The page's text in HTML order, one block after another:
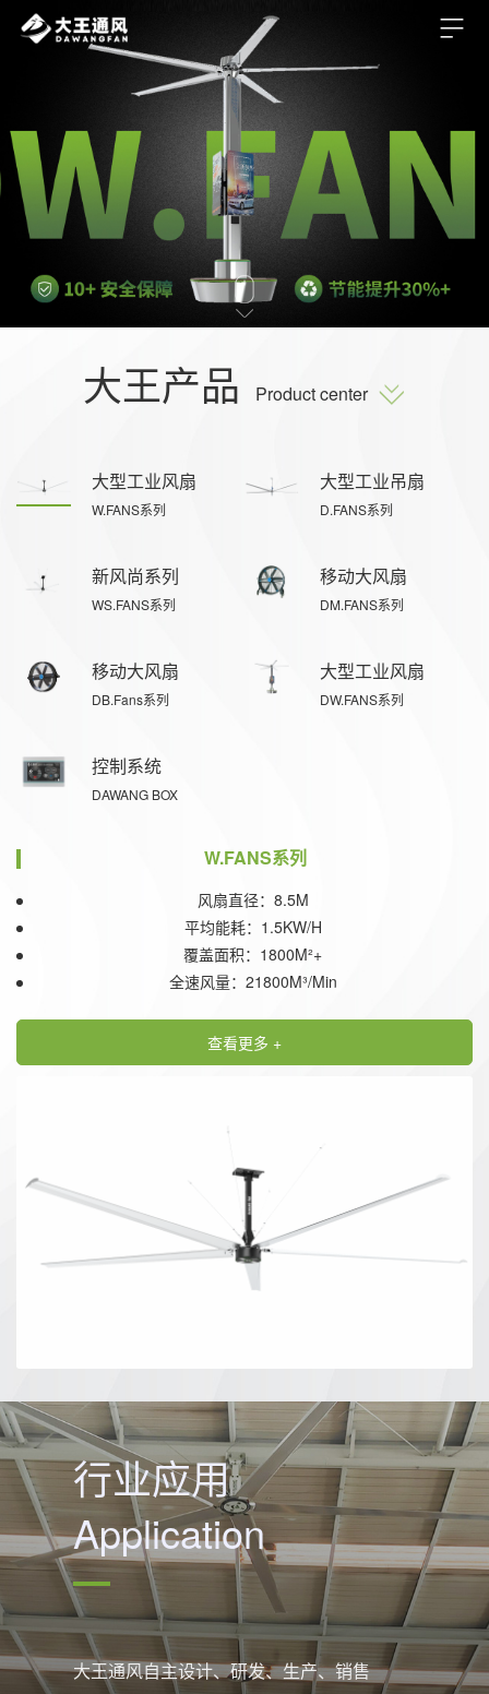
大王产品 Product center
大型工业风扇
W.FANS系列
大型工业吊扇
D.FANS系列
新风尚系列
WS.FANS系列
移动大风扇
DM.FANS系列
移动大风扇
DB.Fans系列
大型工业风扇
DW.FANS系列
控制系统
DAWANG BOX
W.FANS系列
风扇直径：8.5M
平均能耗：1.5KW/H
覆盖面积：1800M²+
全速风量：21800M³/Min
查看更多 +
行业应用
Application
大王通风自主设计、研发、生产、销售